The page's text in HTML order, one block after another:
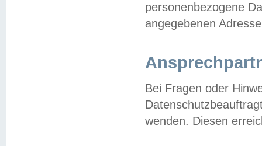
personenbezogene
angegebenen
Bei Fragen oder
wenden. Diesen